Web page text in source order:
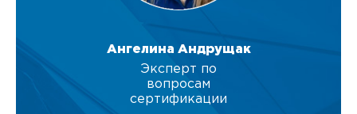
Ангелина Андрущак
Эксперт по
вопросам
сертификации